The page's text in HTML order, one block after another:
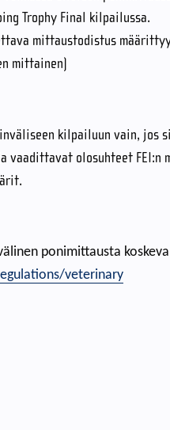
Trophy Final kilpailussa.
mittaustodistus
mittainen)
kilpailuun vain, jos
vaadittavat olosuhteet
ponimittausta
veterinary